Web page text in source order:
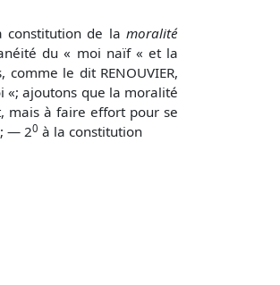
constitution de lamoralité
du « moi naïf « et la
le dit RENOUVIER,
«; ajoutons que la moralité
mais à faire effort pour se
— 20 à la constitution